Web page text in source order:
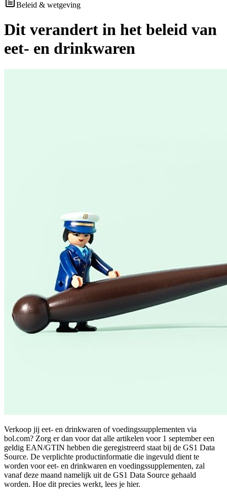
Beleid & wetgeving
Dit verandert in het beleid van
eet- en drinkwaren
Verkoop jij eet- en drinkwaren of voedingssupplementen via
bol.com? Zorg er dan voor dat alle artikelen voor 1 september een
geldig EAN/GTIN hebben die geregistreerd staat bij de GS1 Data
Source. De verplichte productinformatie die ingevuld dient te
worden voor eet- en drinkwaren en voedingssupplementen, zal
vanaf deze maand namelijk uit de GS1 Data Source gehaald
worden. Hoe dit precies werkt, lees je hier.